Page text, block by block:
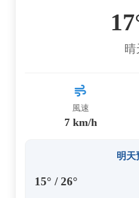
晴
風速
7 km/h
明天
15° / 26°